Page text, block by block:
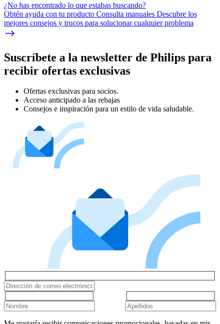
¿No has encontrado lo que estabas buscando?
Obtén ayuda con tu producto Consulta manuales Descubre los
mejores consejos y trucos para solucionar cualquier problema
Suscríbete a la newsletter de Philips para
recibir ofertas exclusivas
Ofertas exclusivas para socios.
Acceso anticipado a las rebajas
Consejos e inspiración para un estilo de vida saludable.